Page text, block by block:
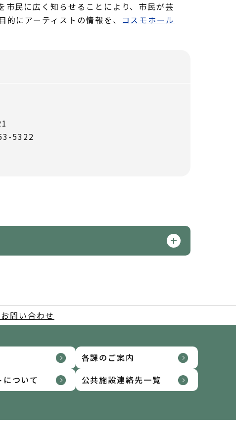
民に広く知らせることにより、市民が芸
にアーティストの情報を、 コスモホール
5322
問い合わせ
各課のご案内
について
公共施設連絡先一覧